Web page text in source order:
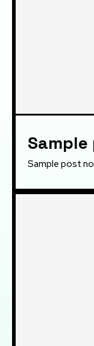
Sample post